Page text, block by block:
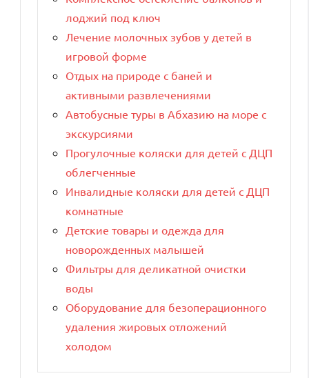
лоджий под ключ
Лечение молочных зубов у детей в
игровой форме
Отдых на природе с баней и
активными развлечениями
Автобусные туры в Абхазию на море с
экскурсиями
Прогулочные коляски для детей с ДЦП
облегченные
Инвалидные коляски для детей с ДЦП
комнатные
Детские товары и одежда для
новорожденных малышей
Фильтры для деликатной очистки
воды
Оборудование для безоперационного
удаления жировых отложений
холодом